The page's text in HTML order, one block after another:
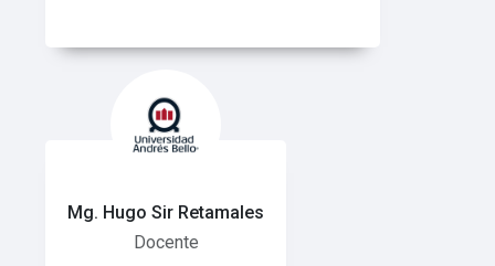
Mg. Hugo Sir Retamales
Docente